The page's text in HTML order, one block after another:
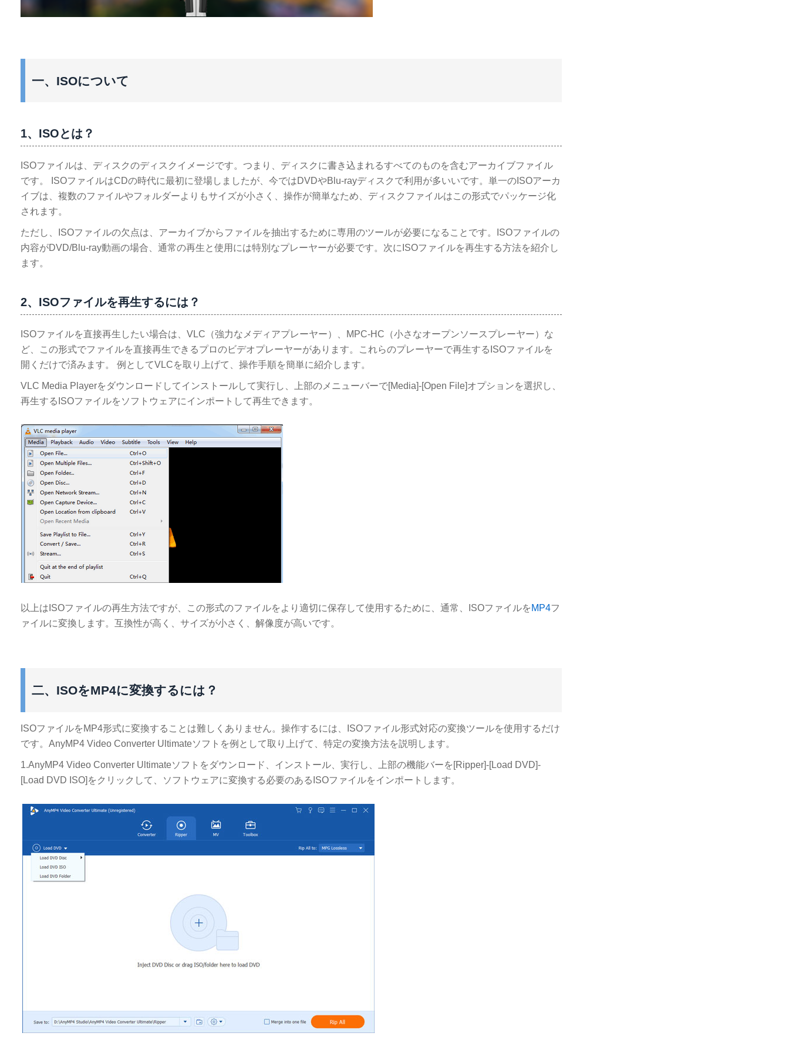
一、ISOについて
1、ISOとは？
ISOファイルは、ディスクのディスクイメージです。つまり、ディスクに書き込まれるすべてのものを含むアーカイブファイル
です。 ISOファイルはCDの時代に最初に登場しましたが、今ではDVDやBlu-rayディスクで利用が多いいです。単一のISOアーカ
イブは、複数のファイルやフォルダーよりもサイズが小さく、操作が簡単なため、ディスクファイルはこの形式でパッケージ化
されます。
ただし、ISOファイルの欠点は、アーカイブからファイルを抽出するために専用のツールが必要になることです。ISOファイルの
内容がDVD/Blu-ray動画の場合、通常の再生と使用には特別なプレーヤーが必要です。次にISOファイルを再生する方法を紹介し
ます。
2、ISOファイルを再生するには？
ISOファイルを直接再生したい場合は、VLC（強力なメディアプレーヤー）、MPC-HC（小さなオープンソースプレーヤー）な
ど、この形式でファイルを直接再生できるプロのビデオプレーヤーがあります。これらのプレーヤーで再生するISOファイルを
開くだけで済みます。 例としてVLCを取り上げて、操作手順を簡単に紹介します。
VLC Media Playerをダウンロードしてインストールして実行し、上部のメニューバーで[Media]-[Open File]オプションを選択し、
再生するISOファイルをソフトウェアにインポートして再生できます。
以上はISOファイルの再生方法ですが、この形式のファイルをより適切に保存して使用するために、通常、ISOファイルを MP4フ
ァイルに変換します。互換性が高く、サイズが小さく、解像度が高いです。
二、ISOをMP4に変換するには？
ISOファイルをMP4形式に変換することは難しくありません。操作するには、ISOファイル形式対応の変換ツールを使用するだけ
です。AnyMP4 Video Converter Ultimateソフトを例として取り上げて、特定の変換方法を説明します。
1.AnyMP4 Video Converter Ultimateソフトをダウンロード、インストール、実行し、上部の機能バーを[Ripper]-[Load DVD]-
[Load DVD ISO]をクリックして、ソフトウェアに変換する必要のあるISOファイルをインポートします。